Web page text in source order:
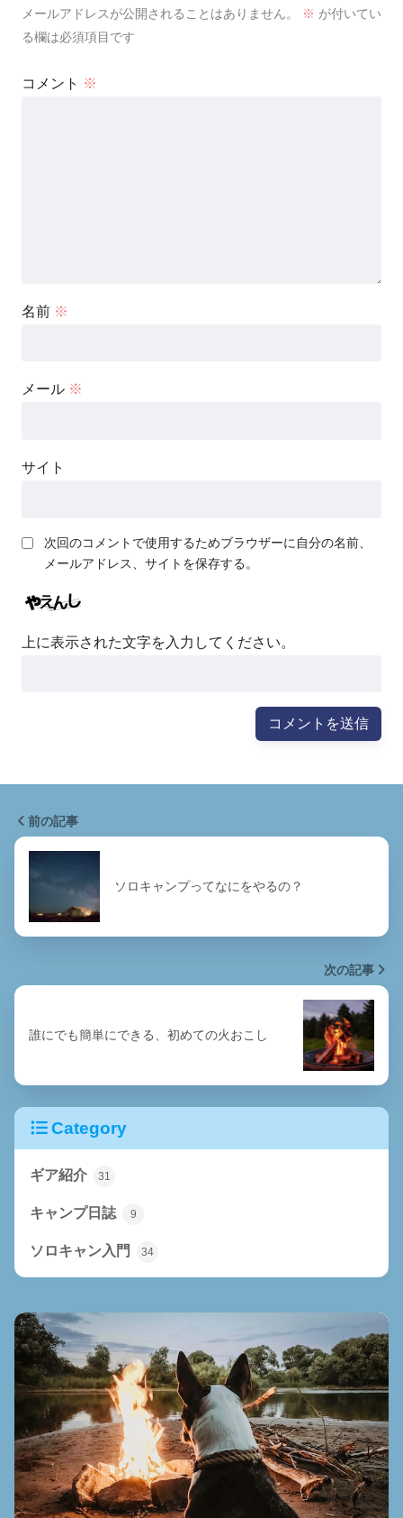
メールアドレスが公開されることはありません。 ※ が付いてい
る欄は必須項目です
コメント ※
名前 ※
メール ※
サイト
次回のコメントで使用するためブラウザーに自分の名前、
メールアドレス、サイトを保存する。
上に表示された文字を入力してください。
前の記事
ソロキャンプってなにをやるの？
次の記事
誰にでも簡単にできる、初めての火おこし
Category
ギア紹介 31
キャンプ日誌 9
ソロキャン入門 34